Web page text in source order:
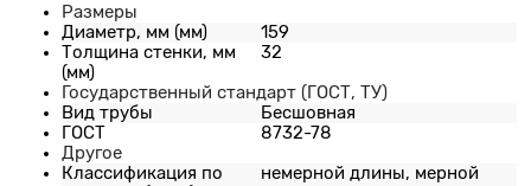
Размеры
Диаметр, мм (мм)
159
Толщина стенки, мм
(мм)
32
Государственный стандарт (ГОСТ, ТУ)
Вид трубы
Бесшовная
ГОСТ
8732-78
Другое
Классификация по
немерной длины, мерной